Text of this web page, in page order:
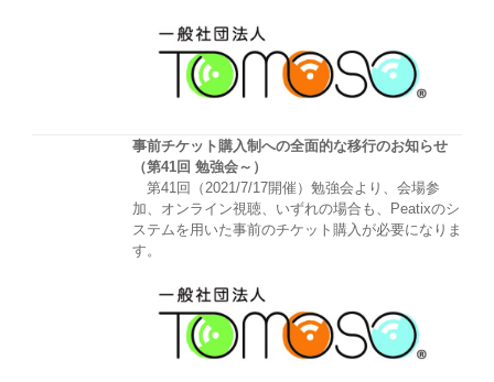
事前チケット購入制への全面的な移行のお知らせ
（第41回 勉強会～）
第41回（2021/7/17開催）勉強会より、会場参
加、オンライン視聴、いずれの場合も、Peatixのシ
ステムを用いた事前のチケット購入が必要になりま
す。